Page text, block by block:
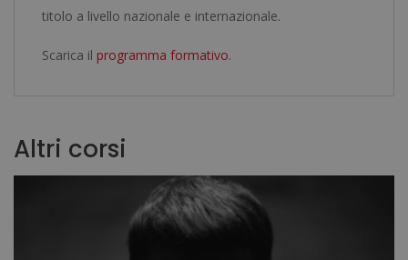
titolo a livello nazionale e internazionale.
Scarica il programma formativo.
Altri corsi